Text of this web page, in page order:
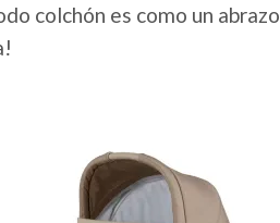
colchón es como un abrazo